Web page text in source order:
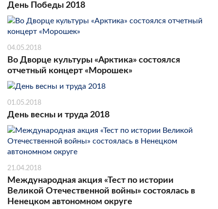
День Победы 2018
04.05.2018
Во Дворце культуры «Арктика» состоялся
отчетный концерт «Морошек»
01.05.2018
День весны и труда 2018
21.04.2018
Международная акция «Тест по истории
Великой Отечественной войны» состоялась в
Ненецком автономном округе